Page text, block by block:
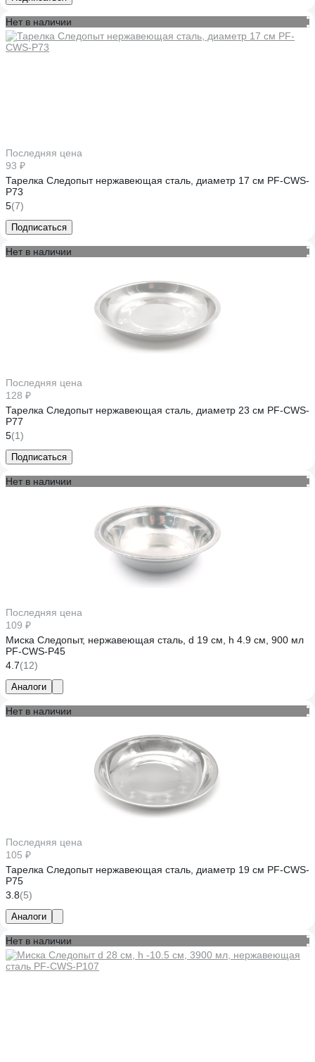
Нет в наличии
Последняя цена
93 ₽
Тарелка Следопыт нержавеющая сталь, диаметр 17 см PF-CWS-
P73
5(7)
Подписаться
Нет в наличии
Последняя цена
128 ₽
Тарелка Следопыт нержавеющая сталь, диаметр 23 см PF-CWS-
P77
5(1)
Подписаться
Нет в наличии
Последняя цена
109 ₽
Миска Следопыт, нержавеющая сталь, d 19 см, h 4.9 см, 900 мл
PF-CWS-P45
4.7(12)
Аналоги
Нет в наличии
Последняя цена
105 ₽
Тарелка Следопыт нержавеющая сталь, диаметр 19 см PF-CWS-
P75
3.8(5)
Аналоги
Нет в наличии